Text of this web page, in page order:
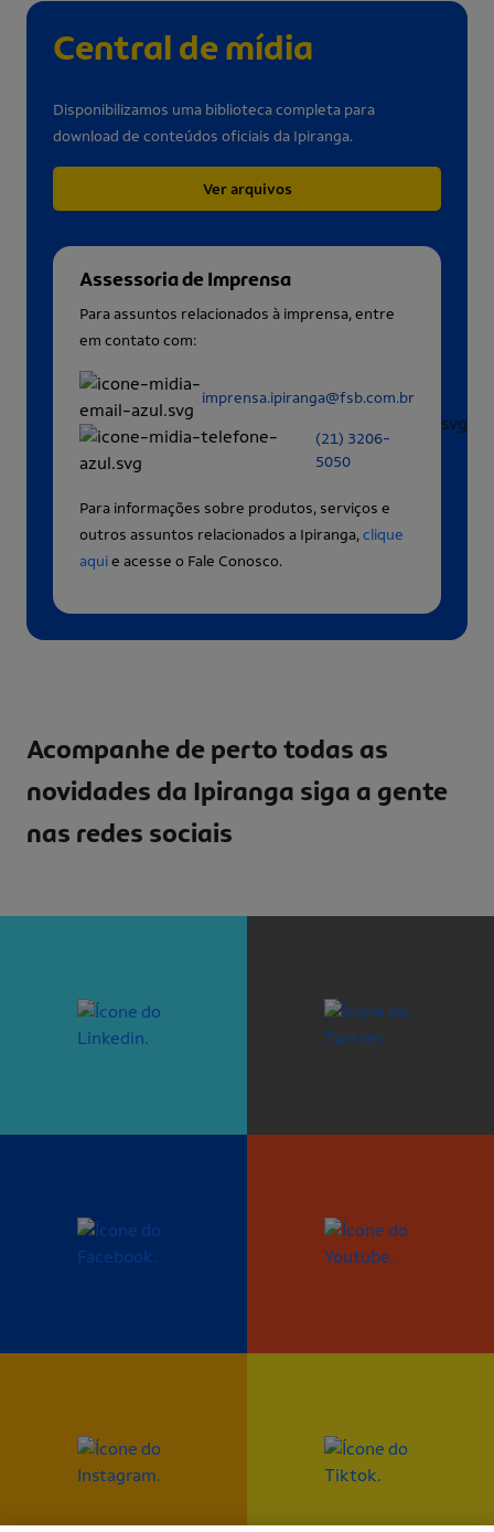
Central de mídia
Disponibilizamos uma biblioteca completa para
download de conteúdos oficiais da Ipiranga.
Ver arquivos
Assessoria de Imprensa
Para assuntos relacionados à imprensa, entre
em contato com:
imprensa.ipiranga@fsb.com.br
(21) 3206-
5050
Para informações sobre produtos, serviços e
outros assuntos relacionados a Ipiranga,clique
aquie acesse o Fale Conosco.
Acompanhe de perto todas as
novidades da Ipiranga siga a gente
nas redes sociais